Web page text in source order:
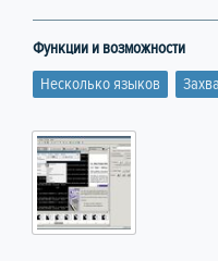
Функции и возможности
Несколько языков